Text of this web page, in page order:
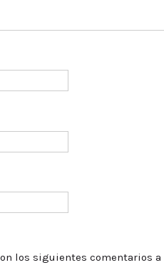
los siguientes comentarios a